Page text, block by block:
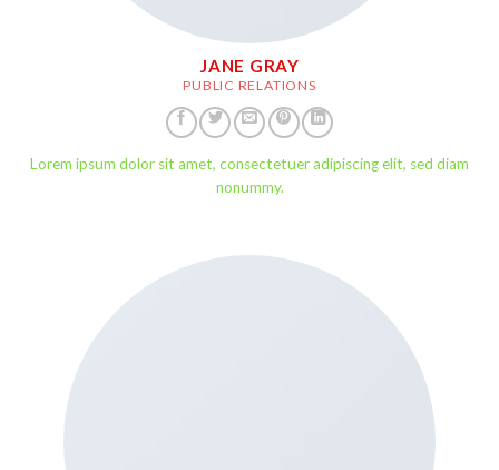
JANE GRAY
PUBLIC RELATIONS
Lorem ipsum dolor sit amet, consectetuer adipiscing elit, sed diam
nonummy.